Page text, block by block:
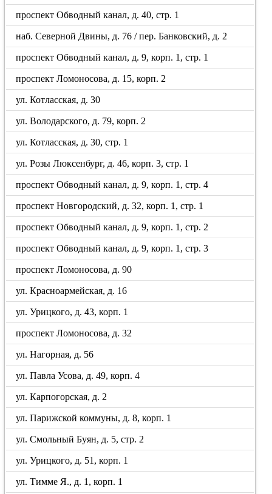
проспект Обводный канал, д. 40, стр. 1
наб. Северной Двины, д. 76 / пер. Банковский, д. 2
проспект Обводный канал, д. 9, корп. 1, стр. 1
проспект Ломоносова, д. 15, корп. 2
ул. Котласская, д. 30
ул. Володарского, д. 79, корп. 2
ул. Котласская, д. 30, стр. 1
ул. Розы Люксенбург, д. 46, корп. 3, стр. 1
проспект Обводный канал, д. 9, корп. 1, стр. 4
проспект Новгородский, д. 32, корп. 1, стр. 1
проспект Обводный канал, д. 9, корп. 1, стр. 2
проспект Обводный канал, д. 9, корп. 1, стр. 3
проспект Ломоносова, д. 90
ул. Красноармейская, д. 16
ул. Урицкого, д. 43, корп. 1
проспект Ломоносова, д. 32
ул. Нагорная, д. 56
ул. Павла Усова, д. 49, корп. 4
ул. Карпогорская, д. 2
ул. Парижской коммуны, д. 8, корп. 1
ул. Смольный Буян, д. 5, стр. 2
ул. Урицкого, д. 51, корп. 1
ул. Тимме Я., д. 1, корп. 1